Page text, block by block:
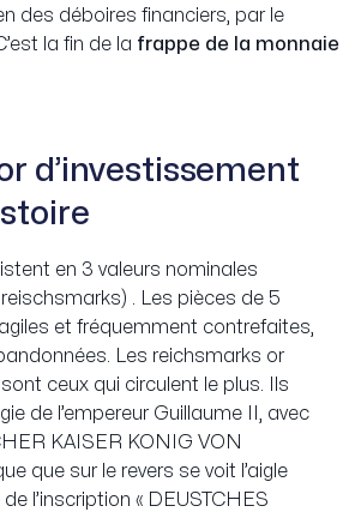
des déboires financiers, par le
la fin de la frappe de la monnaie
d’investissement
en 3 valeurs nominales
. Les pièces de 5
et fréquemment contrefaites,
Les reichsmarks or
ceux qui circulent le plus. Ils
de l’empereur Guillaume II, avec
KAISER KONIG VON
que sur le revers se voit l’aigle
l’inscription « DEUSTCHES